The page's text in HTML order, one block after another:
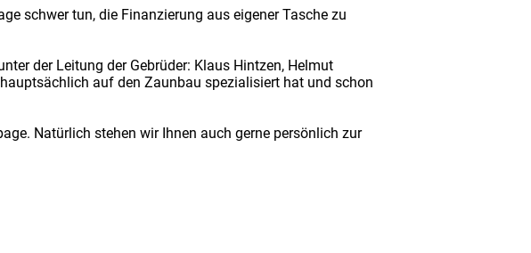
schwer tun, die Finanzierung aus eigener Tasche zu
der Leitung der Gebrüder: Klaus Hintzen, Helmut
auf den Zaunbau spezialisiert hat und schon
Natürlich stehen wir Ihnen auch gerne persönlich zur